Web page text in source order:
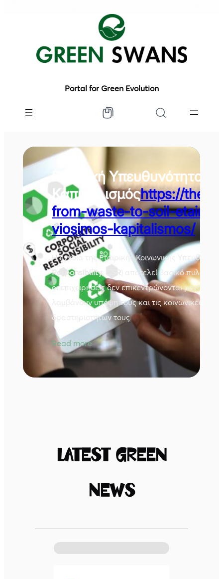
Portal for Green Evolution
Εταιρική Υπευθυνότητα
Καπιταλισμόςhttps://
from-waste-to-soil-
viosimos-kapitalismos/
Η έννοια της Εταιρικής Κοινωνικής
Responsibility, CSR
) αποτελεί βασικό πυλώνα
οι επιχειρήσεις δεν επικεντρώνονται μόνο
λαμβάνουν υπόψη τους και τις κοινωνικές και
δραστηριοτήτων τους
Read more
Latest Green
News